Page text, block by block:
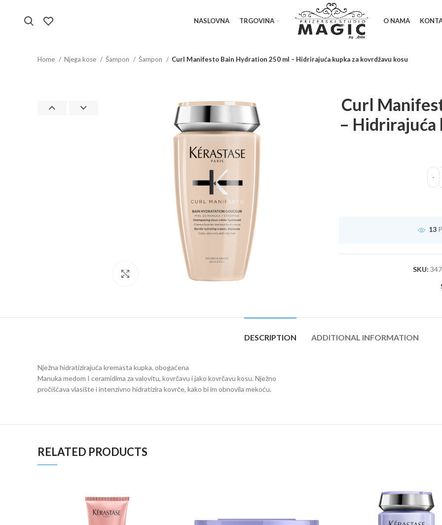
NASLOVNA TRGOVINA O NAMA
Home Njega kose Šampon Šampon Curl Manifesto Bain Hydration 250 ml – Hidrirajuća kupka za kovrdžavu kosu
Curl
– Hidrirajuća
13
SKU:
DESCRIPTION ADDITIONAL INFORMATION
Nježna hidratizirajuća kremasta kupka, obogaćena
Manuka medom I ceramidima za valovitu, kovrčavu i jako kovrčavu kosu. Nježno
pročišćava vlasište i intenzivno hidratizira kovrče, kako bi im obnovila mekoću.
RELATED PRODUCTS